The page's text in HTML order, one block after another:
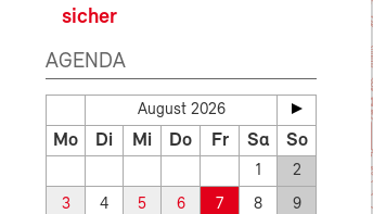
sicher
AGENDA
August 2026
Mo Di Mi Do Fr Sa So
1 2
3 4 5 6 7 8 9